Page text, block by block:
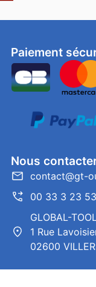
Paiement
Nous
contact@gt-
00 33 3 23
GLOBAL-
1 Rue
02600